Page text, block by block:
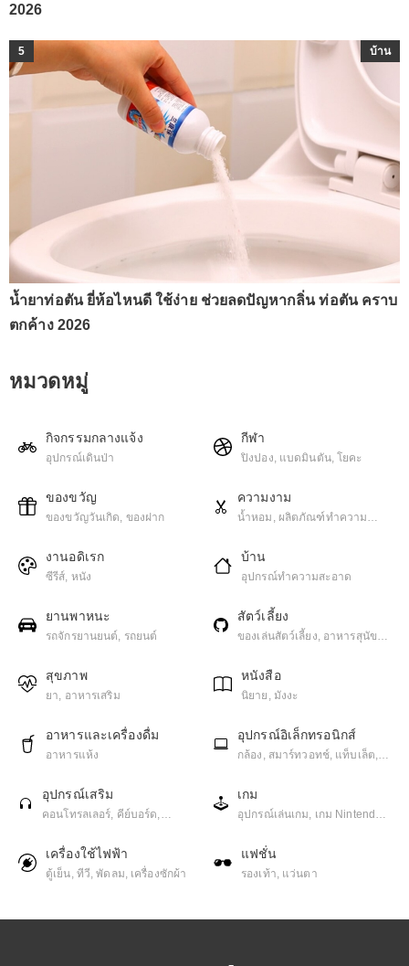
2026
5 บ้าน
น้ำยาท่อตัน ยี่ห้อไหนดี ใช้ง่าย ช่วยลดปัญหากลิ่น ท่อตัน คราบ
ตกค้าง 2026
หมวดหมู่
กิจกรรมกลางแจ้ง
อุปกรณ์เดินป่า
กีฬา
ปิงปอง, แบดมินตัน, โยคะ
ของขวัญ
ของขวัญวันเกิด, ของฝาก
ความงาม
น้ำหอม, ผลิตภัณฑ์ทําความ
งานอดิเรก
ซีรีส์, หนัง
บ้าน
อุปกรณ์ทำความสะอาด
ยานพาหนะ
รถจักรยานยนต์, รถยนต์
สัตว์เลี้ยง
ของเล่นสัตว์เลี้ยง, อาหารสุนัข,
สุขภาพ
ยา, อาหารเสริม
หนังสือ
นิยาย, มังงะ
อาหารและเครื่องดื่ม
อาหารแห้ง
อุปกรณ์อิเล็กทรอนิกส์
กล้อง, สมาร์ทวอทช์, แท็บเล็ต,
อุปกรณ์เสริม
คอนโทรลเลอร์, คีย์บอร์ด,
เก็บข้อมูล, อุปกรณ์เสริมมือถือ,
เครื่องเสียง / ลำโพง / หูฟัง
เกม
อุปกรณ์เล่นเกม, เกม Nintendo,
มือถือ
เครื่องใช้ไฟฟ้า
ตู้เย็น, ทีวี, พัดลม, เครื่องซักผ้า
แฟชั่น
รองเท้า, แว่นตา